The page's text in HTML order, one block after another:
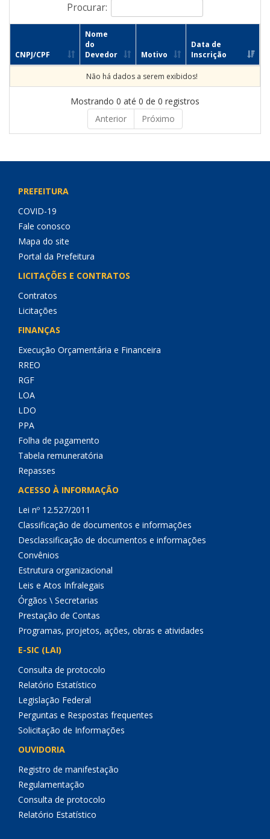
Procurar:
CNPJ/CPF
Nome
do
Devedor
Motivo
Data de
Inscrição
Não há dados a serem exibidos!
Mostrando 0 até 0 de 0 registros
Anterior
Próximo
PREFEITURA
COVID-19
Fale conosco
Mapa do site
Portal da Prefeitura
LICITAÇÕES E CONTRATOS
Contratos
Licitações
FINANÇAS
Execução Orçamentária e Financeira
RREO
RGF
LOA
LDO
PPA
Folha de pagamento
Tabela remuneratória
Repasses
ACESSO À INFORMAÇÃO
Lei nº 12.527/2011
Classificação de documentos e informações
Desclassificação de documentos e informações
Convênios
Estrutura organizacional
Leis e Atos Infralegais
Órgãos \ Secretarias
Prestação de Contas
Programas, projetos, ações, obras e atividades
E-SIC (LAI)
Consulta de protocolo
Relatório Estatístico
Legislação Federal
Perguntas e Respostas frequentes
Solicitação de Informações
OUVIDORIA
Registro de manifestação
Regulamentação
Consulta de protocolo
Relatório Estatístico